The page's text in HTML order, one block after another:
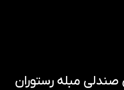
صندلی مبله رستوران